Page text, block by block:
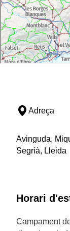
Adreça
Avinguda,
Segrià, Lleida
Horari
Campament